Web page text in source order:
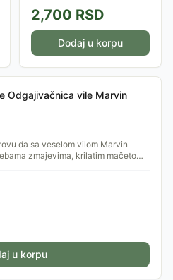
2,700 RSD
Dodaj u korpu
Odgajivačnica vile Marvin
da sa veselom vilom Marvin
zmajevima, krilatim mačetom i
u korpu